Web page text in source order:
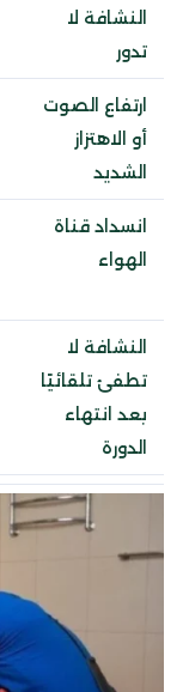
النشافة لا
تدور
ارتفاع الصوت
أو الاهتزاز
الشديد
انسداد قناة
الهواء
النشافة لا
تطفئ تلقائيًا
بعد انتهاء
الدورة